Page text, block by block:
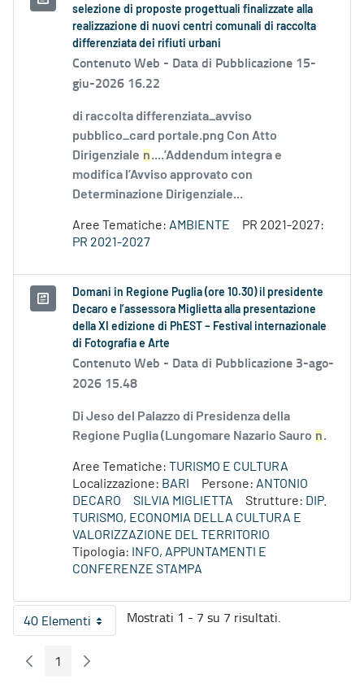
selezione di proposte progettuali finalizzate alla
realizzazione di nuovi centri comunali di raccolta
differenziata dei rifiuti urbani
Contenuto Web - Data di Pubblicazione 15-
giu-2026 16.22
di raccolta differenziata_avviso
pubblico_card portale.png Con Atto
Dirigenziale n....’Addendum integra e
modifica l’Avviso approvato con
Determinazione Dirigenziale...
Aree Tematiche: AMBIENTE
PR 2021-2027:
PR 2021-2027
Domani in Regione Puglia (ore 10.30) il presidente
Decaro e l’assessora Miglietta alla presentazione
della XI edizione di PhEST – Festival internazionale
di Fotografia e Arte
Contenuto Web - Data di Pubblicazione 3-ago-
2026 15.48
Di Jeso del Palazzo di Presidenza della
Regione Puglia (Lungomare Nazario Sauro n.
Aree Tematiche: TURISMO E CULTURA
Localizzazione: BARI Persone: ANTONIO
DECARO
SILVIA MIGLIETTA Strutture: DIP.
TURISMO, ECONOMIA DELLA CULTURA E
VALORIZZAZIONE DEL TERRITORIO
Tipologia:
INFO, APPUNTAMENTI E
CONFERENZE STAMPA
40 ElementiPer pagina
Mostrati 1 - 7 su 7 risultati.
Pagina Precedente
Pagina
1 Pagina Seguente